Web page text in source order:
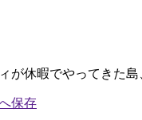
が休暇でやってきた島